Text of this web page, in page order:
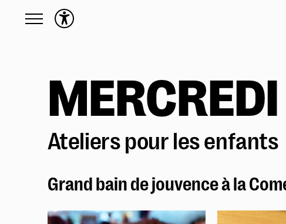
Calendrier
English friendly
Précédemment
Actions culturelles
Activités
Écoles
Ateliers pour les enfants
Grand bain de jouvence à la